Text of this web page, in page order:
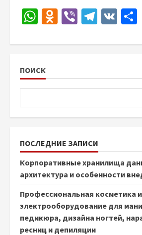
WhatsApp
Viber VK
ПОИСК
ПОСЛЕДНИЕ ЗАПИСИ
Корпоративные хранилища
архитектура и особенности
Профессиональная косметика и
электрооборудование для
педикюра, дизайна ногтей,
ресниц и депиляции